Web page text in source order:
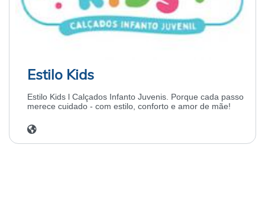
Estilo Kids
Estilo Kids l Calçados Infanto Juvenis. Porque cada passo
merece cuidado - com estilo, conforto e amor de mãe!